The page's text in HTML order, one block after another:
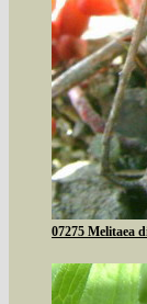
07275 Melitaea